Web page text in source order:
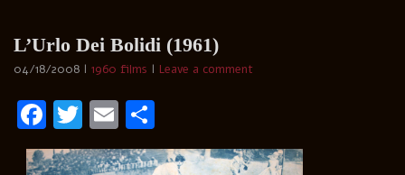
L’Urlo Dei Bolidi (1961)
04/18/2008 1960 films Leave a comment
Facebook
Twitter
Email